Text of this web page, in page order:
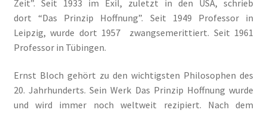
Zeit”. Seit 1933 im Exil, zuletzt in den USA, schrieb
dort “Das Prinzip Hoffnung”. Seit 1949 Professor in
Leipzig, wurde dort 1957 zwangsemerittiert. Seit 1961
Professor in Tübingen.
Ernst Bloch gehört zu den wichtigsten Philosophen des
20. Jahrhunderts. Sein Werk Das Prinzip Hoffnung wurde
und wird immer noch weltweit rezipiert. Nach dem